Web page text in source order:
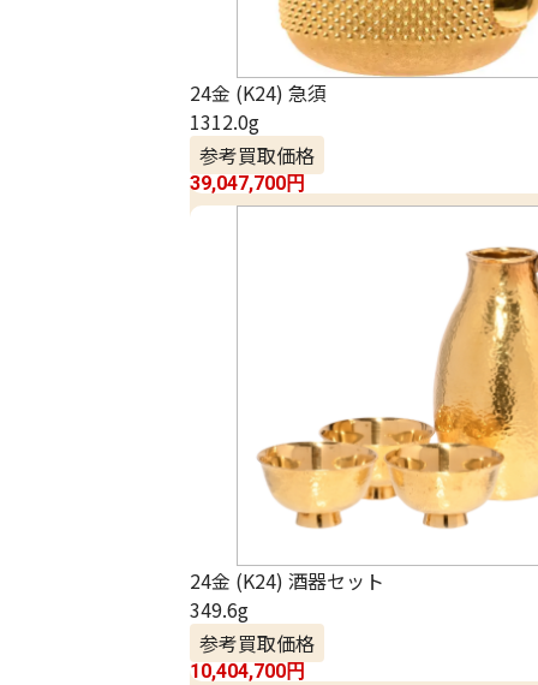
24金 (K24) 急須
1312.0g
参考買取価格
39,047,700円
24金 (K24) 酒器セット
349.6g
参考買取価格
10,404,700円